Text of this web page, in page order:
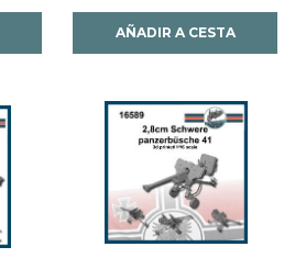
AÑADIR A CESTA